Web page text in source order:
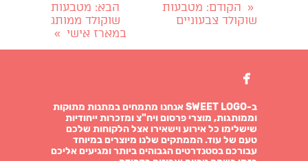
« הקודם: מטבעות
שוקולד צבעוניים
הבא: מטבעות
שוקולד ממותג
במארז אישי »

ב-SWEET LOGO אנחנו מתמחים במתנות מתוקות
וממותגות, מוצרי פרסום ויח"צ ומזכרות ייחודיות
שישלימו כל אירוע וישאירו אצל הלקוחות שלכם
טעם של עוד. הממתקים שלנו מיוצרים במיוחד
עבורכם בסטנדרטים הגבוהים ביותר ומגיעים אליכם